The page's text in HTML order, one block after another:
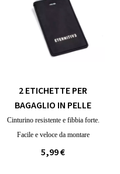
2 ETICHETTE PER
BAGAGLIO IN PELLE
Cinturino resistente e fibbia forte.
Facile e veloce da montare
5,99 €